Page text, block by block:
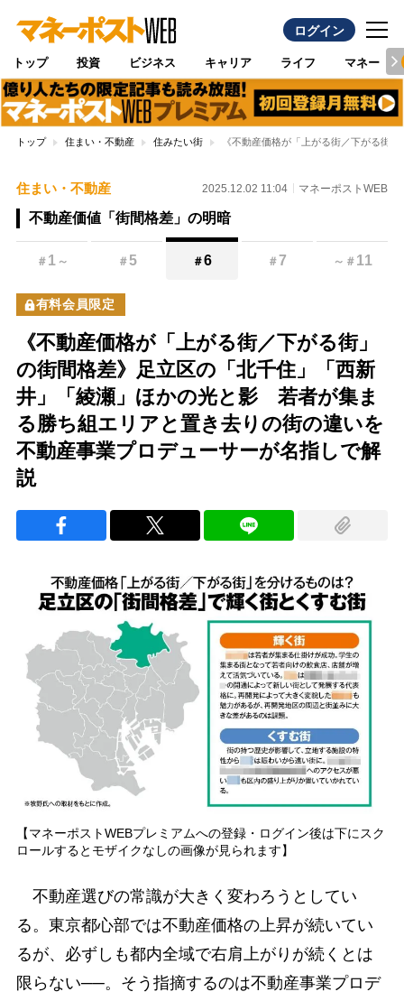
ログイン
トップ 投資 ビジネス キャリア ライフ マネー
トップ 住まい・不動産 住みたい街 《不動産価格が「上がる街／下がる街
住まい・不動産 2025.12.02 11:04 マネーポストWEB
不動産価値「街間格差」の明暗
＃ 1 ～ ＃5 ＃6 ＃7 ～ ＃ 11
有料会員限定
《不動産価格が「上がる街／下がる街」
の街間格差》足立区の「北千住」「西新
井」「綾瀬」ほかの光と影 若者が集ま
る勝ち組エリアと置き去りの街の違いを
不動産事業プロデューサーが名指しで解
説
【マネーポストWEBプレミアムへの登録・ログイン後は下にスク
ロールするとモザイクなしの画像が見られます】
不動産選びの常識が大きく変わろうとしてい
る。東京都心部では不動産価格の上昇が続いてい
るが、必ずしも都内全域で右肩上がりが続くとは
限らない──。そう指摘するのは不動産事業プロデ